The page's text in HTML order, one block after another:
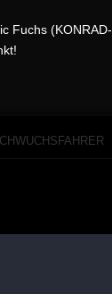
Fuchs (KONRAD-